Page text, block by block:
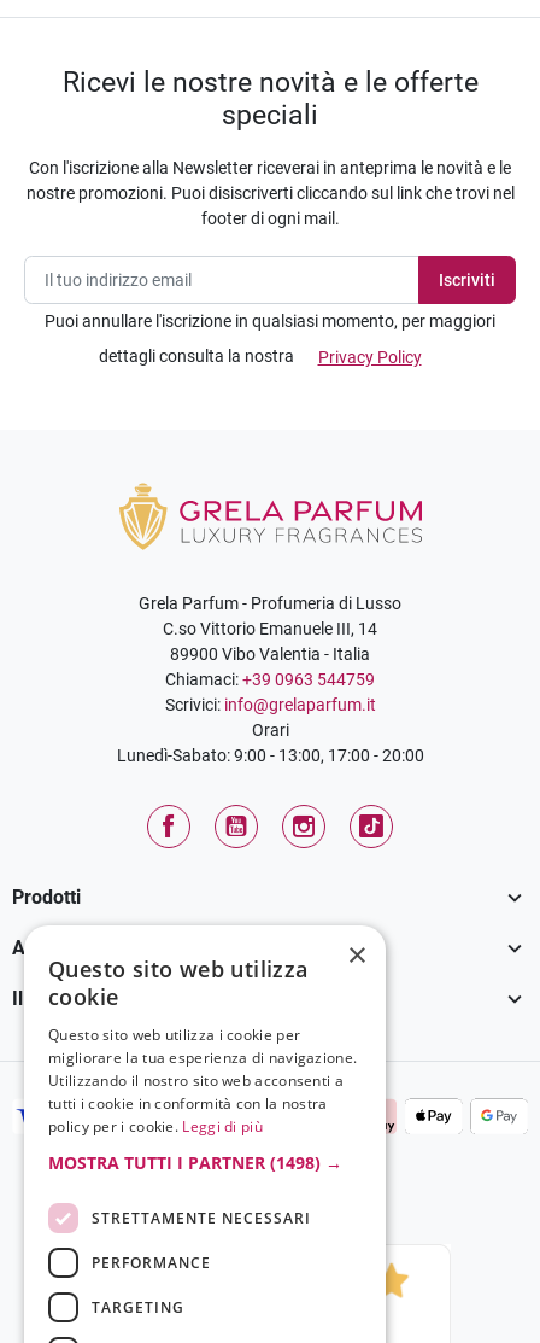
Ricevi le nostre novità e le offerte
speciali
Con l'iscrizione alla Newsletter riceverai in anteprima le novità e le
nostre promozioni. Puoi disiscriverti cliccando sul link che trovi nel
footer di ogni mail.
Puoi annullare l'iscrizione in qualsiasi momento, per maggiori
dettagli consulta la nostra
Privacy Policy
Grela Parfum - Profumeria di Lusso
C.so Vittorio Emanuele III, 14
89900 Vibo Valentia - Italia
Chiamaci:+39 0963 544759
Scrivici: info@grelaparfum.it
Orari
Lunedì-Sabato: 9:00 - 13:00, 17:00 - 20:00
FacebookYouTube InstagramTikTok
Prodotti 
Assistenza Clienti 
Il tuo account 
×
Questo sito web utilizza
cookie
Questo sito web utilizza i cookie per
migliorare la tua esperienza di navigazione.
Utilizzando il nostro sito web acconsenti a
tutti i cookie in conformità con la nostra
policy per i cookie. Leggi di più
MOSTRA TUTTI I PARTNER (1498) →
STRETTAMENTE NECESSARI
PERFORMANCE
TARGETING